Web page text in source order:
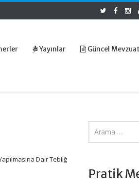
Yayınlar Güncel Mevzuat
Dair Tebliğ
Pratik